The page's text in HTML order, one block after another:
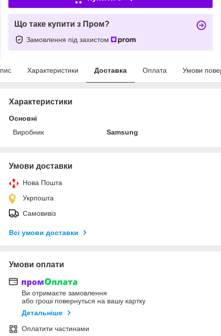
Що таке купити з Пром?
Замовлення під захистом
Характеристики Доставка Оплата Умови
Характеристики
Основні
Виробник
Samsung
Умови доставки
Нова Пошта
Укрпошта
Самовивіз
Всі умови доставки
Умови оплати
Ви отримаєте замовлення
або гроші повернуться на вашу картку
Детальніше
Оплатити частинами